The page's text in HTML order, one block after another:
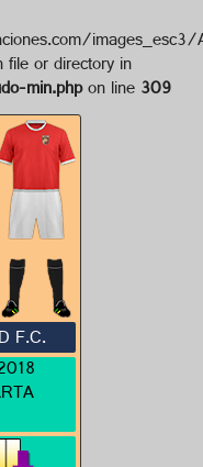
or directory in
min.phpon line309
F.C.